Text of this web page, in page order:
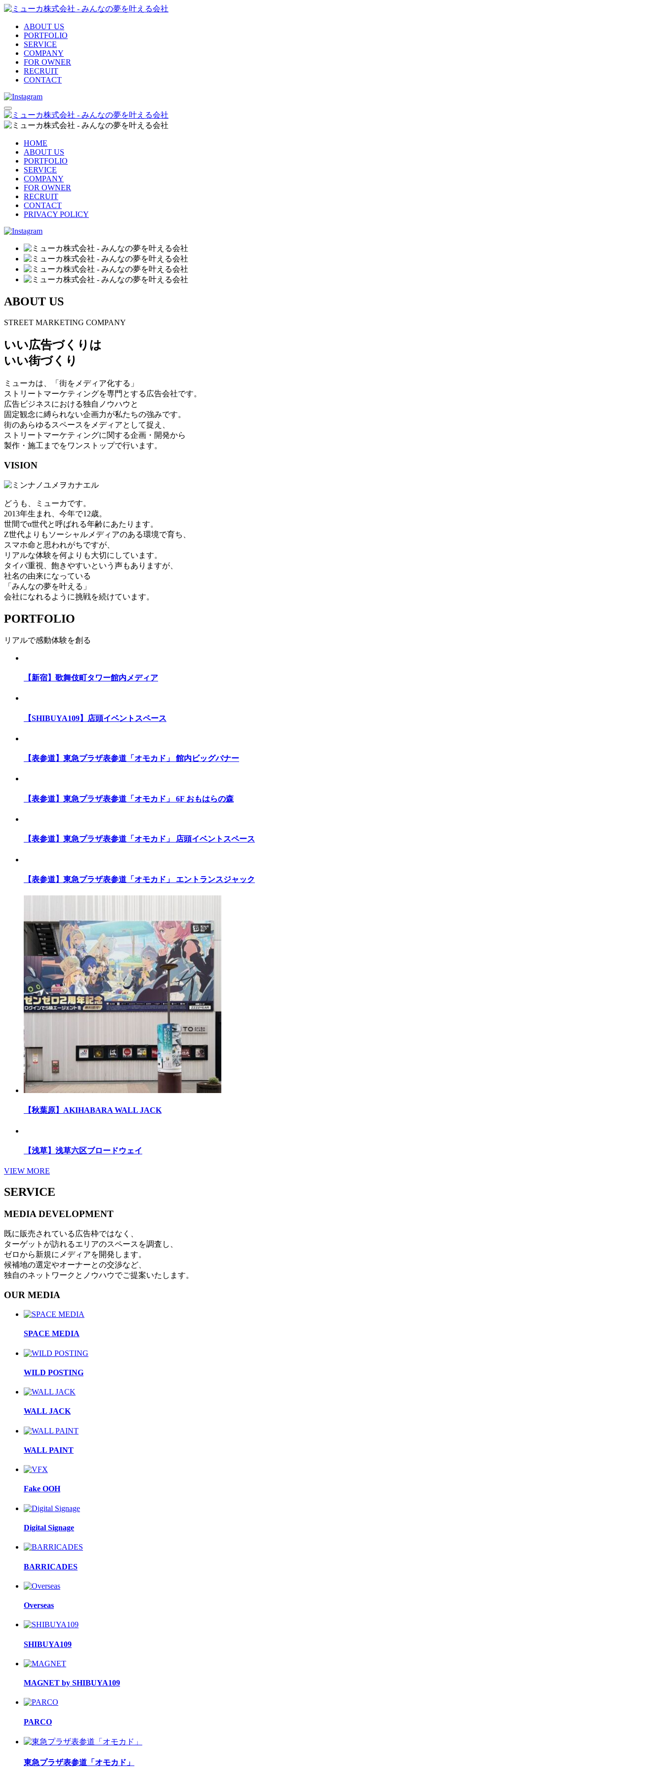
ABOUT US
PORTFOLIO
SERVICE
COMPANY
FOR OWNER
RECRUIT
CONTACT
HOME
ABOUT US
PORTFOLIO
SERVICE
COMPANY
FOR OWNER
RECRUIT
CONTACT
PRIVACY POLICY
ABOUT US
STREET MARKETING COMPANY
いい広告づくりは
いい街づくり
ミューカは、「街をメディア化する」
ストリートマーケティングを専門とする広告会社です。
広告ビジネスにおける独自ノウハウと
固定観念に縛られない企画力が私たちの強みです。
街のあらゆるスペースをメディアとして捉え、
ストリートマーケティングに関する企画・開発から
製作・施工までをワンストップで行います。
VISION
どうも、ミューカです。
2013年⽣まれ、今年で12歳。
世間でα世代と呼ばれる年齢にあたります。
Z世代よりもソーシャルメディアのある環境で育ち、
スマホ命と思われがちですが、
リアルな体験を何よりも⼤切にしています。
タイパ重視、飽きやすいという声もありますが、
社名の由来になっている
「みんなの夢を叶える」
会社になれるように挑戦を続けています。
PORTFOLIO
リアルで感動体験を創る
【新宿】歌舞伎町タワー館内メディア
【SHIBUYA109】店頭イベントスペース
【表参道】東急プラザ表参道「オモカド」 館内ビッグバナー
【表参道】東急プラザ表参道「オモカド」 6F おもはらの森
【表参道】東急プラザ表参道「オモカド」 店頭イベントスペース
【表参道】東急プラザ表参道「オモカド」 エントランスジャック
【秋葉原】AKIHABARA WALL JACK
【浅草】浅草六区ブロードウェイ
VIEW MORE
SERVICE
MEDIA DEVELOPMENT
既に販売されている広告枠ではなく、
ターゲットが訪れるエリアのスペースを調査し、
ゼロから新規にメディアを開発します。
候補地の選定やオーナーとの交渉など、
独自のネットワークとノウハウでご提案いたします。
OUR MEDIA
SPACE MEDIA
WILD POSTING
WALL JACK
WALL PAINT
Fake OOH
Digital Signage
BARRICADES
Overseas
SHIBUYA109
MAGNET by SHIBUYA109
PARCO
東急プラザ表参道「オモカド」